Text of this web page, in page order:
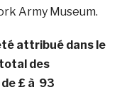
Army Museum.
attribué dans le
des
£ à 93